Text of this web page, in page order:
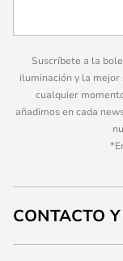
Suscríbete a la
iluminación y la mejor
cualquier
añadimos en cada
CONTACTO